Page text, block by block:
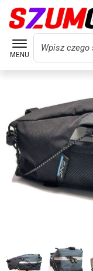
MENU
Wyszukaj